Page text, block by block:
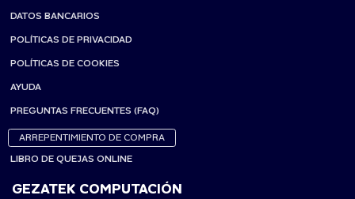
DATOS BANCARIOS
POLÍTICAS DE PRIVACIDAD
POLÍTICAS DE COOKIES
AYUDA
PREGUNTAS FRECUENTES (FAQ)
ARREPENTIMIENTO DE COMPRA
LIBRO DE QUEJAS ONLINE
GEZATEK COMPUTACIÓN